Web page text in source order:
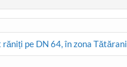
răniți pe DN 64, în zona Tătărani